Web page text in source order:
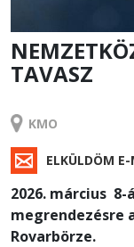
TAVASZ
KMO
ELKÜLDÖM
2026. március
megrendezésre
Rovarbörze.